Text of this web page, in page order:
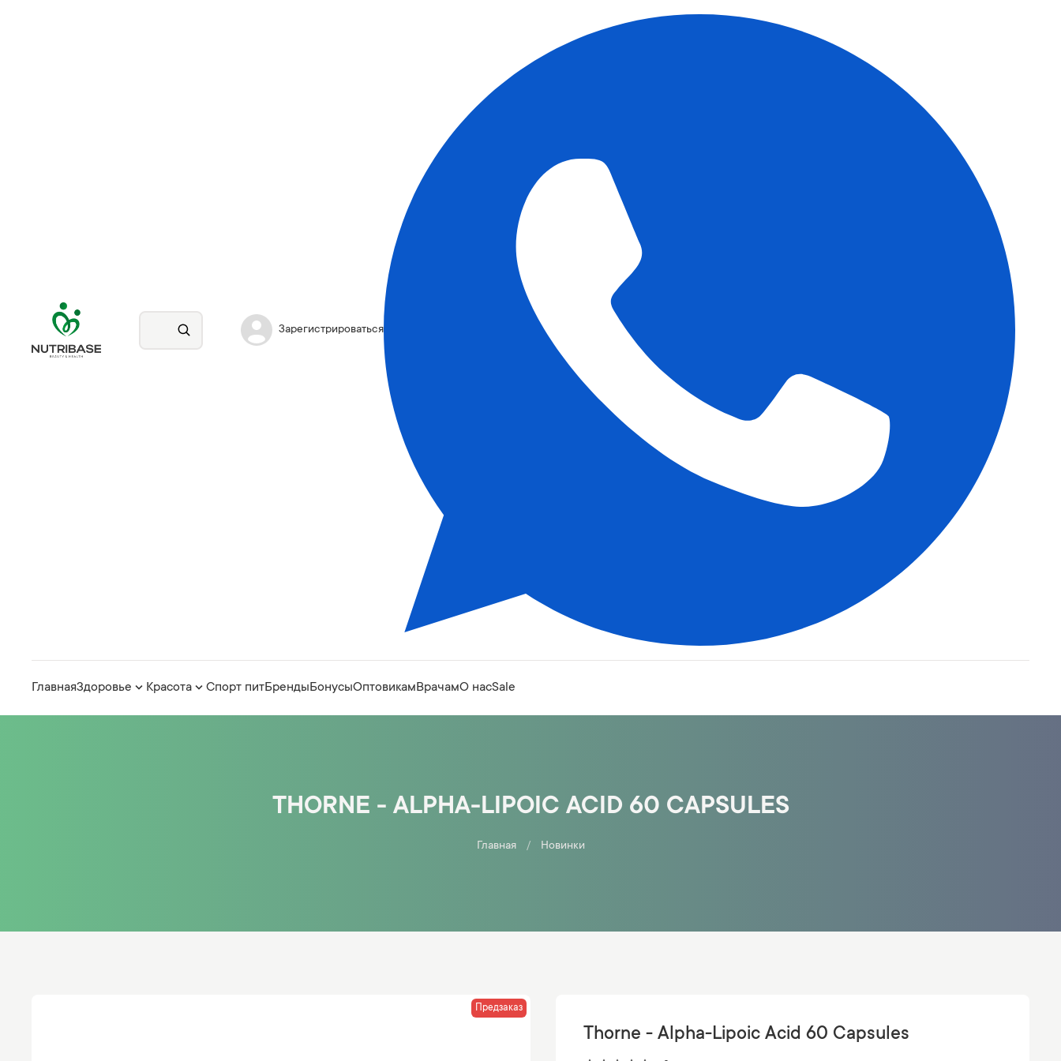
Зарегистрироваться
ГлавнаяЗдоровье Красота Спорт питБрендыБонусыОптовикамВрачамО насSale
THORNE - ALPHA-LIPOIC ACID 60 CAPSULES
Главная Новинки
Предзаказ
Thorne - Alpha-Lipoic Acid 60 Capsules